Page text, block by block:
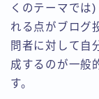
デモプリセット
プライバシーポ
メンバーログイ
パスワードのリ
プロフィール
会社概要
くのテーマでは
れる点がブログ
問者に対して自
成するのが一般
す。